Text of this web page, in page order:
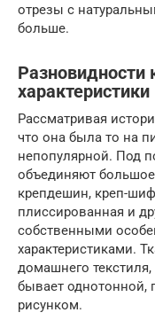
отрезы с
больше.
Разновидности
характеристики
Рассматривая
что она была то на
непопулярной. Под
объединяют
крепдешин, креп-
плиссированная и
собственными
характеристиками.
домашнего
бывает однотонной,
рисунком.